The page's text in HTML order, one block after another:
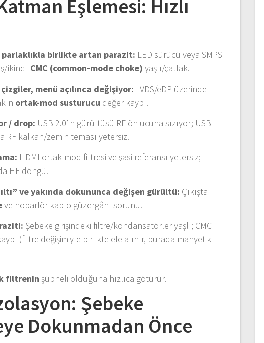
Eşlemesi: Hızlı
parlaklıkla birlikte artan parazit: LED sürücü veya SMPS
ikincil CMC (common-mode choke) yaşlı/çatlak.
menü açılınca değişiyor: LVDS/eDP üzerinde
ortak-mod susturucu değer kaybı.
/ drop: USB 2.0’in gürültüsü RF ön ucuna sızıyor; USB
RF kalkan/zemin teması yetersiz.
HDMI ortak-mod filtresi ve şasi referansı yetersiz;
HF döngü.
ve yakında dokununca değişen gürültü: Çıkışta
ve hoparlör kablo güzergâhı sorunu.
Şebeke girişindeki filtre/kondansatörler yaşlı; CMC
(filtre değişimiyle birlikte ele alınır, burada manyetik
filtrenin şüpheli olduğuna hızlıca götürür.
Şebeke
Dokunmadan Önce